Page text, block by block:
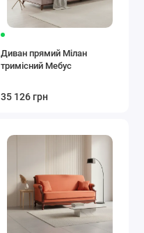
Диван прямий Мілан
тримісний Мебус
35 126 грн